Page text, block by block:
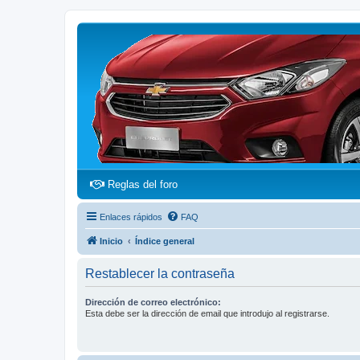
Reglas del foro(Opens a new tab)
Enlaces rápidos FAQ
Inicio Índice general
Restablecer la contraseña
Dirección de correo electrónico:
Esta debe ser la dirección de email que introdujo al registrarse.